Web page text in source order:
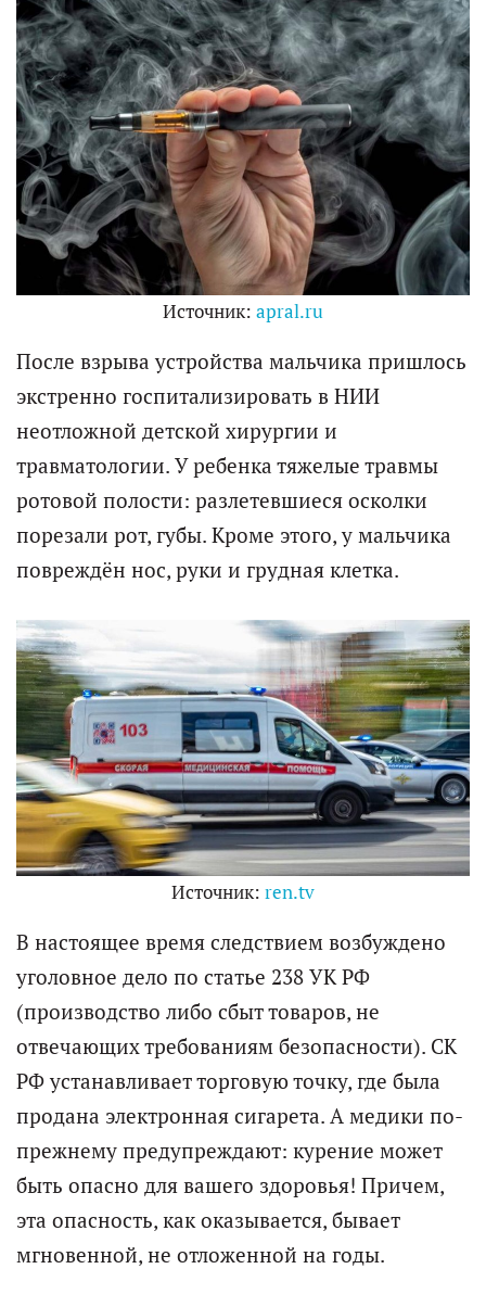
Источник: apral.ru
После взрыва устройства мальчика пришлось
экстренно госпитализировать в НИИ
неотложной детской хирургии и
травматологии. У ребенка тяжелые травмы
ротовой полости: разлетевшиеся осколки
порезали рот, губы. Кроме этого, у мальчика
повреждён нос, руки и грудная клетка.
Источник: ren.tv
В настоящее время следствием возбуждено
уголовное дело по статье 238 УК РФ
(производство либо сбыт товаров, не
отвечающих требованиям безопасности). СК
РФ устанавливает торговую точку, где была
продана электронная сигарета. А медики по-
прежнему предупреждают: курение может
быть опасно для вашего здоровья! Причем,
эта опасность, как оказывается, бывает
мгновенной, не отложенной на годы.